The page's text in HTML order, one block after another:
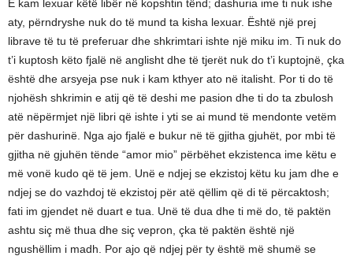
E kam lexuar këtë libër në kopshtin tënd; dashuria ime ti nuk ishe
aty, përndryshe nuk do të mund ta kisha lexuar. Është një prej
librave të tu të preferuar dhe shkrimtari ishte një miku im. Ti nuk do
t’i kuptosh këto fjalë në anglisht dhe të tjerët nuk do t’i kuptojnë, çka
është dhe arsyeja pse nuk i kam kthyer ato në italisht. Por ti do të
njohësh shkrimin e atij që të deshi me pasion dhe ti do ta zbulosh
atë nëpërmjet një libri që ishte i yti se ai mund të mendonte vetëm
për dashurinë. Nga ajo fjalë e bukur në të gjitha gjuhët, por mbi të
gjitha në gjuhën tënde “amor mio” përbëhet ekzistenca ime këtu e
më vonë kudo që të jem. Unë e ndjej se ekzistoj këtu ku jam dhe e
ndjej se do vazhdoj të ekzistoj për atë qëllim që di të përcaktosh;
fati im gjendet në duart e tua. Unë të dua dhe ti më do, të paktën
ashtu siç më thua dhe siç vepron, çka të paktën është një
ngushëllim i madh. Por ajo që ndjej për ty është më shumë se